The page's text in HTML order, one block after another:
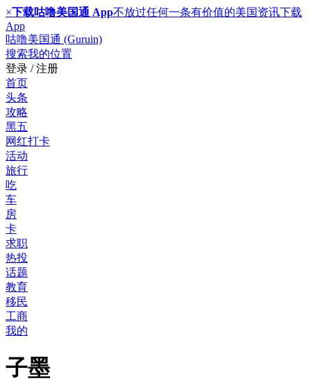
×下载咕噜美国通 App不放过任何一条有价值的美国资讯下载
App
咕噜美国通 (Guruin)
搜索我的位置
登录 / 注册
首页
头条
攻略
黑五
网红打卡
活动
旅行
吃
车
房
卡
求职
热投
话题
教育
移民
工商
我的
子墨